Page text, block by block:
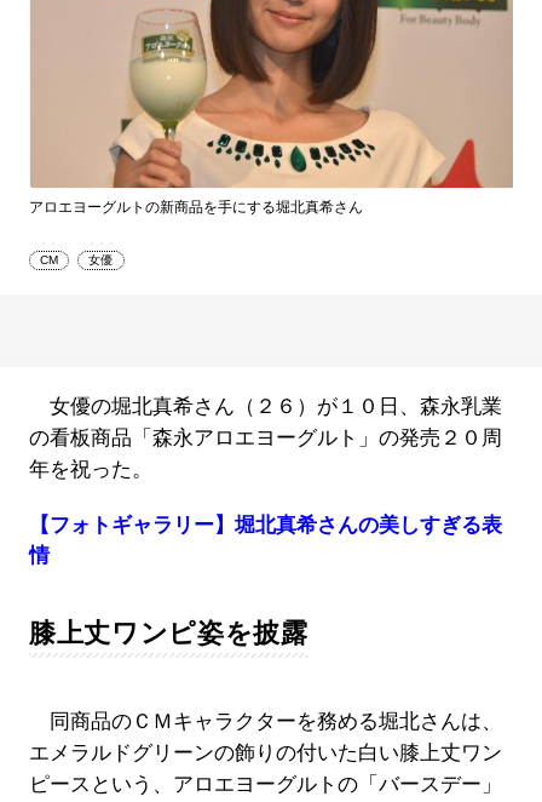
アロエヨーグルトの新商品を手にする堀北真希さん
CM 女優
女優の堀北真希さん（２６）が１０日、森永乳業
の看板商品「森永アロエヨーグルト」の発売２０周
年を祝った。
【フォトギャラリー】堀北真希さんの美しすぎる表
情
膝上丈ワンピ姿を披露
同商品のＣＭキャラクターを務める堀北さんは、
エメラルドグリーンの飾りの付いた白い膝上丈ワン
ピースという、アロエヨーグルトの「バースデー」